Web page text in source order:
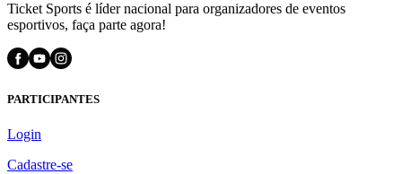
Ticket Sports é líder nacional para organizadores de eventos
esportivos, faça parte agora!
PARTICIPANTES
Login
Cadastre-se